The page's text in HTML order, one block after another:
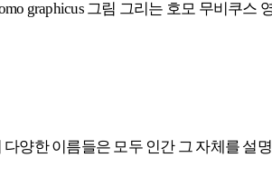
다양한 이름들은 모두 인간 그 자체를 설명